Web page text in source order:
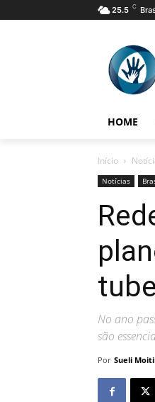
25.5 C
HOME
Início
Notícias
No ano
são
Por Sueli